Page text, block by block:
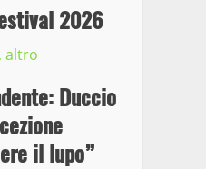
2026
, altro
Duccio
il lupo”
2023
di Stato arresta
delle auto
a Viterbo
2023